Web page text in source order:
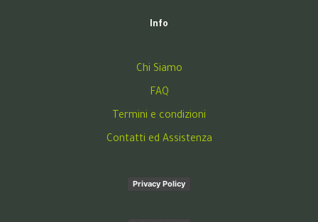
Info
Chi Siamo
FAQ
Termini e condizioni
Contatti ed Assistenza
Privacy Policy